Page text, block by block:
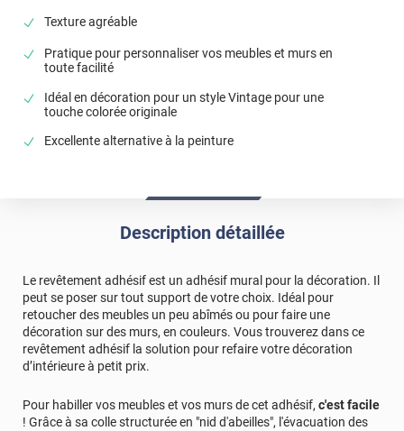
Texture agréable
Pratique pour personnaliser vos meubles et murs en
toute facilité
Idéal en décoration pour un style Vintage pour une
touche colorée originale
Excellente alternative à la peinture
Description détaillée
Le revêtement adhésif est un adhésif mural pour la décoration. Il
peut se poser sur tout support de votre choix. Idéal pour
retoucher des meubles un peu abîmés ou pour faire une
décoration sur des murs, en couleurs. Vous trouverez dans ce
revêtement adhésif la solution pour refaire votre décoration
d’intérieure à petit prix.
Pour habiller vos meubles et vos murs de cet adhésif, c'est facile
! Grâce à sa colle structurée en "nid d'abeilles", l'évacuation des